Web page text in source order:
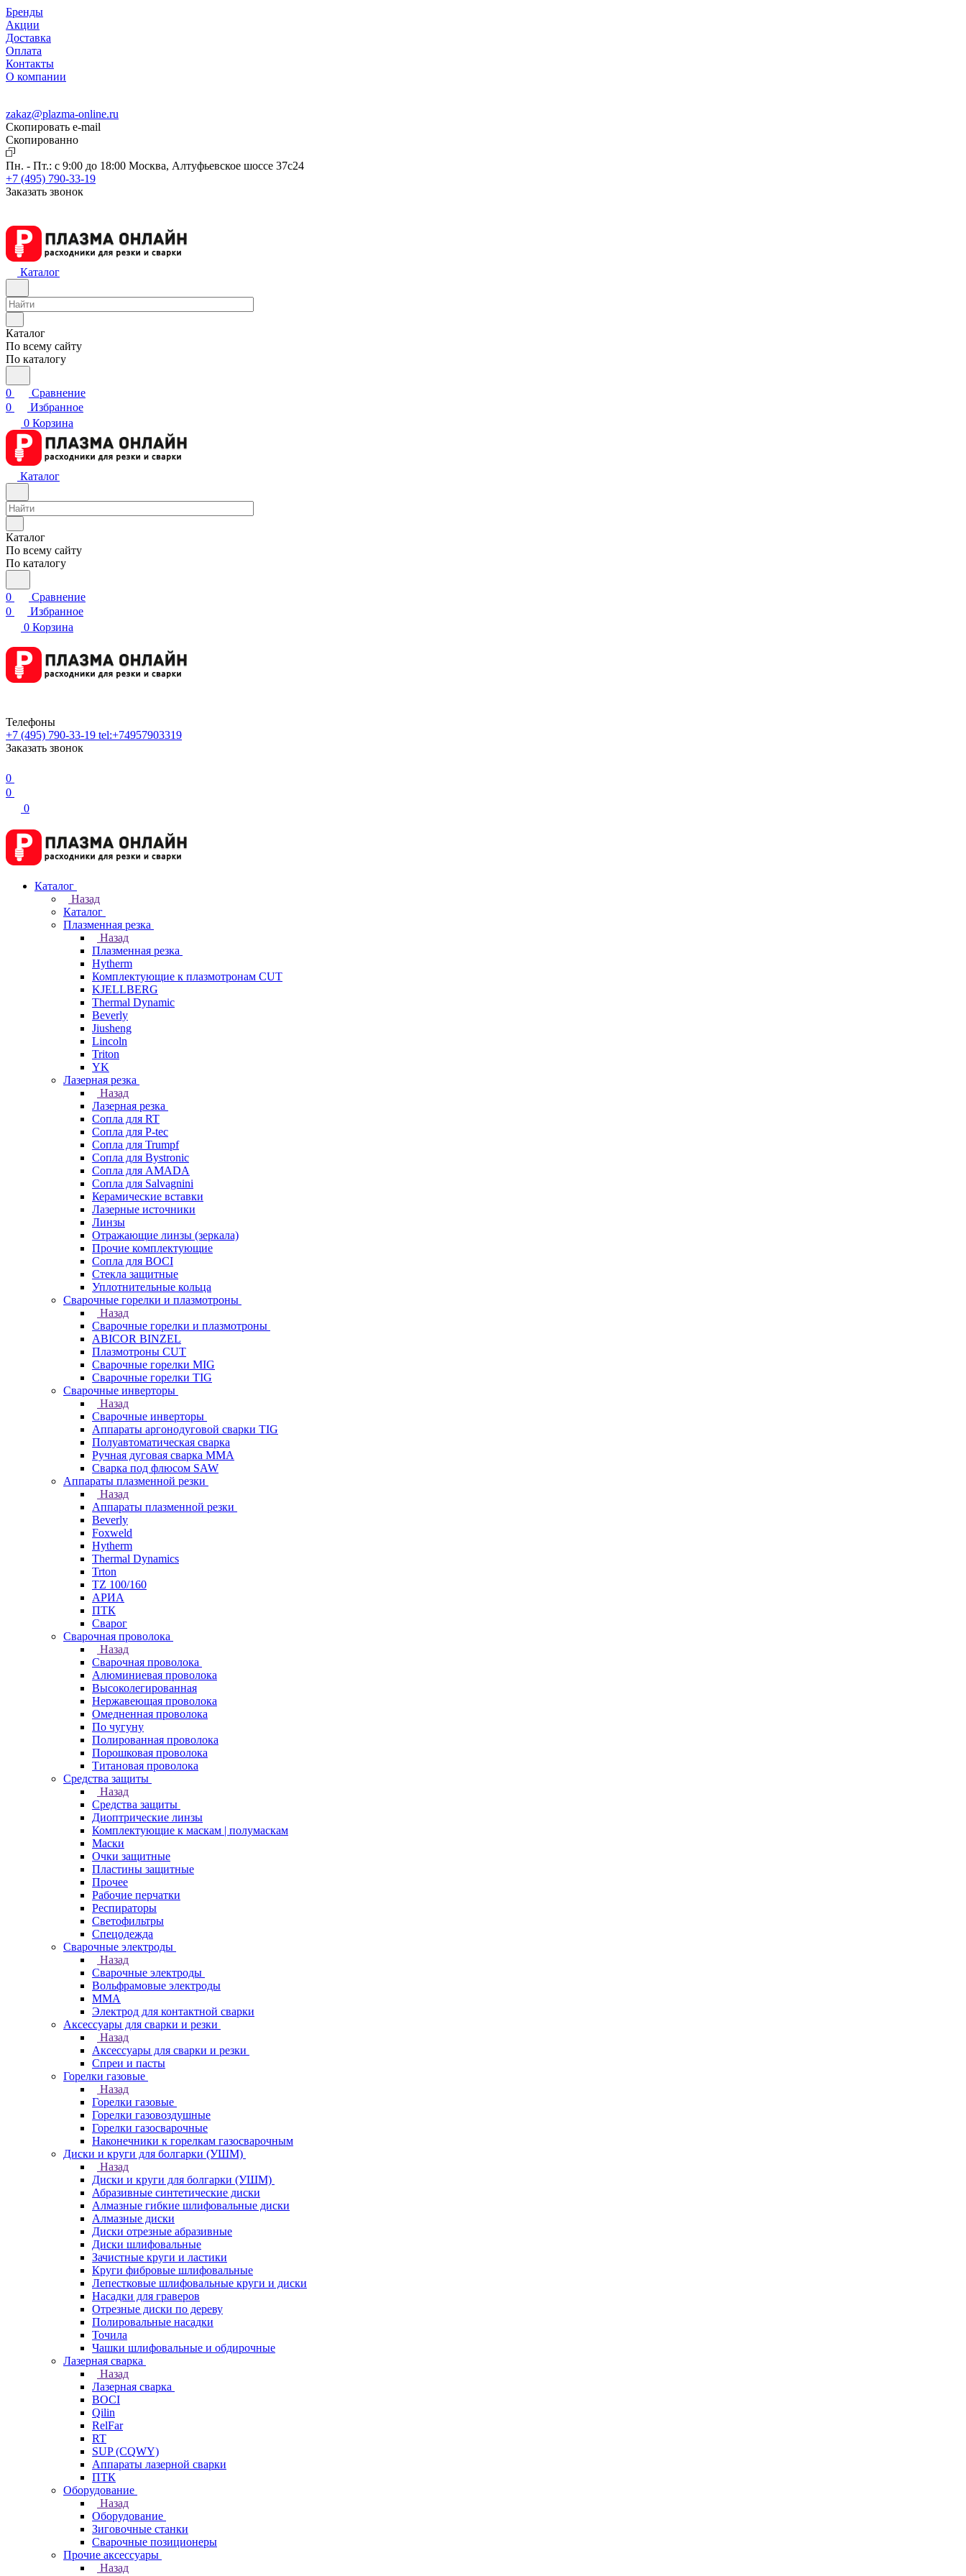
Бренды
Акции
Доставка
Оплата
Контакты
О компании
zakaz@plazma-online.ru
Скопировать e-mail
Cкопированно
Пн. - Пт.: с 9:00 до 18:00 Москва, Алтуфьевское шоссе 37с24
+7 (495) 790-33-19
Заказать звонок
Каталог
Каталог
По всему сайту
По каталогу
0
Сравнение
0
Избранное
0 Корзина
Каталог
Каталог
По всему сайту
По каталогу
0
Сравнение
0
Избранное
0 Корзина
Телефоны
+7 (495) 790-33-19 tel:+74957903319
Заказать звонок
0
0
0
Каталог
Назад
Каталог
Плазменная резка
Назад
Плазменная резка
Hytherm
Комплектующие к плазмотронам CUT
KJELLBERG
Thermal Dynamic
Beverly
Jiusheng
Lincoln
Triton
YK
Лазерная резка
Назад
Лазерная резка
Сопла для RT
Сопла для P-tec
Сопла для Trumpf
Сопла для Bystronic
Сопла для AMADA
Сопла для Salvagnini
Керамические вставки
Лазерные источники
Линзы
Отражающие линзы (зеркала)
Прочие комплектующие
Сопла для BOCI
Стекла защитные
Уплотнительные кольца
Сварочные горелки и плазмотроны
Назад
Сварочные горелки и плазмотроны
ABICOR BINZEL
Плазмотроны CUT
Сварочные горелки MIG
Сварочные горелки TIG
Сварочные инверторы
Назад
Сварочные инверторы
Аппараты аргонодуговой сварки TIG
Полуавтоматическая сварка
Ручная дуговая сварка MMA
Сварка под флюсом SAW
Аппараты плазменной резки
Назад
Аппараты плазменной резки
Beverly
Foxweld
Hytherm
Thermal Dynamics
Trton
TZ 100/160
АРИА
ПТК
Сварог
Сварочная проволока
Назад
Сварочная проволока
Алюминиевая проволока
Высоколегированная
Нержавеющая проволока
Омедненная проволока
По чугуну
Полированная проволока
Порошковая проволока
Титановая проволока
Средства защиты
Назад
Средства защиты
Диоптрические линзы
Комплектующие к маскам | полумаскам
Маски
Очки защитные
Пластины защитные
Прочее
Рабочие перчатки
Респираторы
Светофильтры
Спецодежда
Сварочные электроды
Назад
Сварочные электроды
Вольфрамовые электроды
ММА
Электрод для контактной сварки
Аксессуары для сварки и резки
Назад
Аксессуары для сварки и резки
Спреи и пасты
Горелки газовые
Назад
Горелки газовые
Горелки газовоздушные
Горелки газосварочные
Наконечники к горелкам газосварочным
Диски и круги для болгарки (УШМ)
Назад
Диски и круги для болгарки (УШМ)
Абразивные синтетические диски
Алмазные гибкие шлифовальные диски
Алмазные диски
Диски отрезные абразивные
Диски шлифовальные
Зачистные круги и ластики
Круги фибровые шлифовальные
Лепестковые шлифовальные круги и диски
Насадки для граверов
Отрезные диски по дереву
Полировальные насадки
Точила
Чашки шлифовальные и обдирочные
Лазерная сварка
Назад
Лазерная сварка
BOCI
Qilin
RelFar
RT
SUP (CQWY)
Аппараты лазерной сварки
ПТК
Оборудование
Назад
Оборудование
Зиговочные станки
Сварочные позиционеры
Прочие аксессуары
Назад